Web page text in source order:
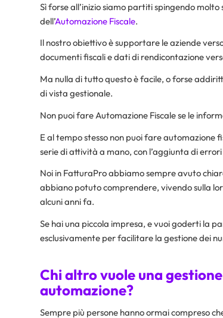
Sì forse all’inizio siamo partiti spingendo
dell’Automazione Fiscale.
Il nostro obiettivo è supportare le aziende
documenti fiscali e dati di rendicontazione
Ma nulla di tutto questo è facile, o forse
di vista gestionale.
Non puoi fare Automazione Fiscale se le
E al tempo stesso non puoi fare automazione
serie di attività a mano, con l’aggiunta di
Noi in FatturaPro abbiamo sempre avuto
abbiano potuto comprendere, vivendo sulla
alcuni anni fa.
Se hai una piccola impresa, e vuoi goderti la
esclusivamente per facilitare la gestione dei
Chi altro vuole una
automazione?
Sempre più persone hanno ormai compreso